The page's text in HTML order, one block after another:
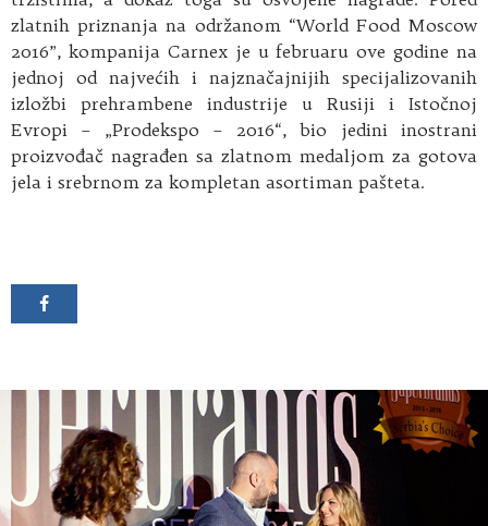
zlatnih priznanja na održanom “World Food Moscow
2016”, kompanija Carnex je u februaru ove godine na
jednoj od najvećih i najznačajnijih specijalizovanih
izložbi prehrambene industrije u Rusiji i Istočnoj
Evropi – „Prodekspo – 2016“, bio jedini inostrani
proizvođač nagrađen sa zlatnom medaljom za gotova
jela i srebrnom za kompletan asortiman pašteta.